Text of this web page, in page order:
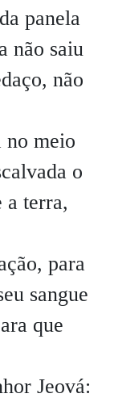
panela
não saiu
não
no meio
o
a terra,
para
sangue
que
Jeová: